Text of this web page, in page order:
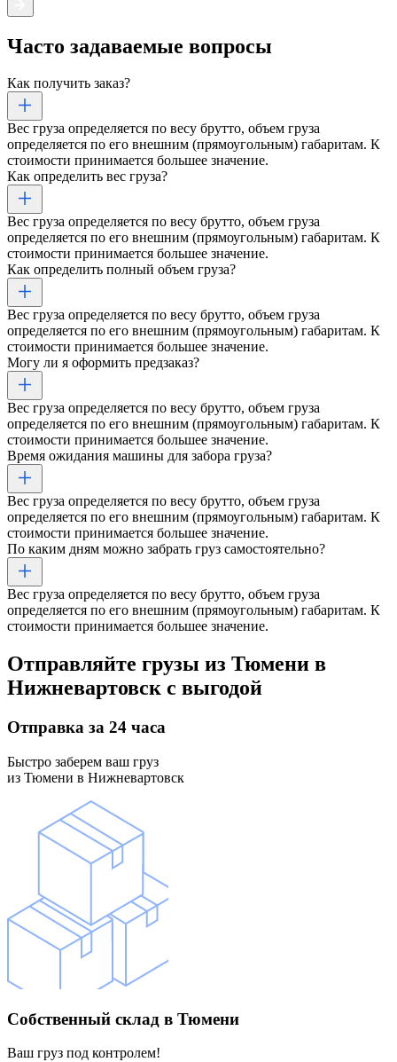
Часто задаваемые вопросы
Как получить заказ?
Вес груза определяется по весу брутто, объем груза
определяется по его внешним (прямоугольным) габаритам. К
стоимости принимается большее значение.
Как определить вес груза?
Вес груза определяется по весу брутто, объем груза
определяется по его внешним (прямоугольным) габаритам. К
стоимости принимается большее значение.
Как определить полный объем груза?
Вес груза определяется по весу брутто, объем груза
определяется по его внешним (прямоугольным) габаритам. К
стоимости принимается большее значение.
Могу ли я оформить предзаказ?
Вес груза определяется по весу брутто, объем груза
определяется по его внешним (прямоугольным) габаритам. К
стоимости принимается большее значение.
Время ожидания машины для забора груза?
Вес груза определяется по весу брутто, объем груза
определяется по его внешним (прямоугольным) габаритам. К
стоимости принимается большее значение.
По каким дням можно забрать груз самостоятельно?
Вес груза определяется по весу брутто, объем груза
определяется по его внешним (прямоугольным) габаритам. К
стоимости принимается большее значение.
Отправляйте грузы из Тюмени в
Нижневартовск с выгодой
Отправка за 24 часа
Быстро заберем ваш груз
из Тюмени в Нижневартовск
Собственный склад в Тюмени
Ваш груз под контролем!